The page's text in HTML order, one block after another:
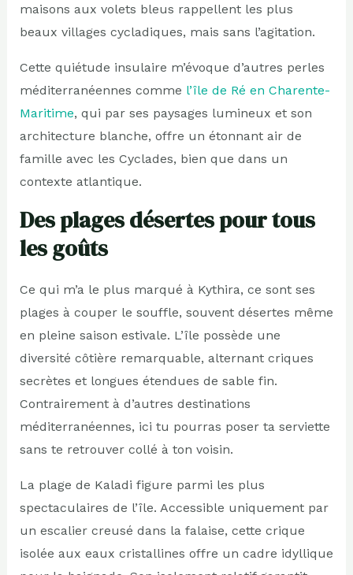
maisons aux volets bleus rappellent les plus
beaux villages cycladiques, mais sans l’agitation.
Cette quiétude insulaire m’évoque d’autres perles
méditerranéennes comme l’île de Ré en Charente-
Maritime, qui par ses paysages lumineux et son
architecture blanche, offre un étonnant air de
famille avec les Cyclades, bien que dans un
contexte atlantique.
Des plages désertes pour tous
les goûts
Ce qui m’a le plus marqué à Kythira, ce sont ses
plages à couper le souffle, souvent désertes même
en pleine saison estivale. L’île possède une
diversité côtière remarquable, alternant criques
secrètes et longues étendues de sable fin.
Contrairement à d’autres destinations
méditerranéennes, ici tu pourras poser ta serviette
sans te retrouver collé à ton voisin.
La plage de Kaladi figure parmi les plus
spectaculaires de l’île. Accessible uniquement par
un escalier creusé dans la falaise, cette crique
isolée aux eaux cristallines offre un cadre idyllique